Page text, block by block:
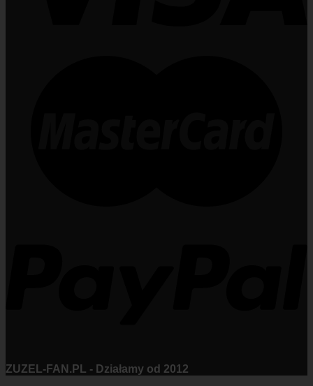
ZUZEL-FAN.PL - Działamy od 2012